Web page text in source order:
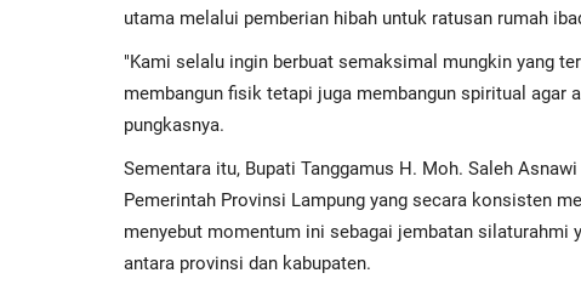
utama melalui pemberian hibah untuk ratusan rumah
​"Kami selalu ingin berbuat semaksimal mungkin yang
membangun fisik tetapi juga membangun spiritual agar
pungkasnya.
Sementara itu, Bupati Tanggamus H. Moh. Saleh
Pemerintah Provinsi Lampung yang secara konsisten
menyebut momentum ini sebagai jembatan silaturahmi
antara provinsi dan kabupaten.